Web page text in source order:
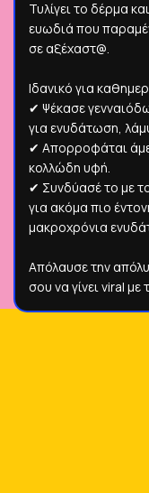
Τυλίγει το δέρμα
ευωδιά που
σε αξέχαστ@.
Ιδανικό για
✔ Ψέκασε
για ενυδάτωση,
✔ Απορροφάται
κολλώδη υφή.
✔ Συνδύασέ το με
για ακόμα πιο
μακροχρόνια
Απόλαυσε την
σου να γίνει viral